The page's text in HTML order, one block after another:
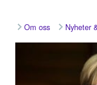
Om oss Nyheter